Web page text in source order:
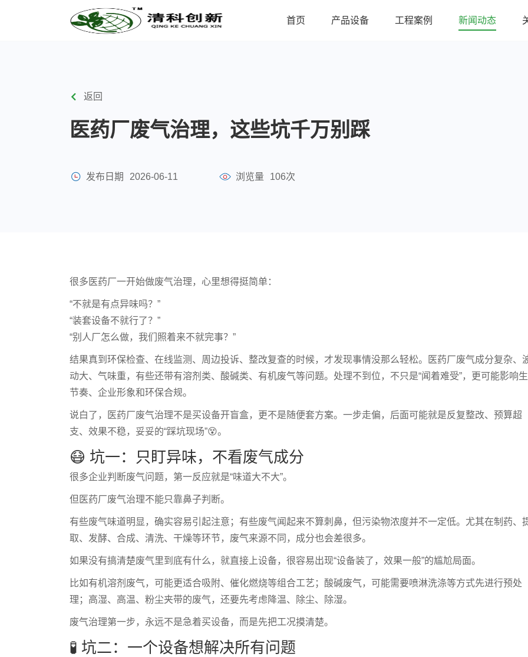
首页 产品设备 工程案例 新闻动态
返回
医药厂废气治理，这些坑千万别踩
发布日期 2026-06-11 浏览量 106次
很多医药厂一开始做废气治理，心里想得挺简单：
“不就是有点异味吗？”
“装套设备不就行了？”
“别人厂怎么做，我们照着来不就完事？”
结果真到环保检查、在线监测、周边投诉、整改复查的时候，才发现事情没那么轻松。医药厂废气成分复杂、
动大、气味重，有些还带有溶剂类、酸碱类、有机废气等问题。处理不到位，不只是“闻着难受”，更可能影响
节奏、企业形象和环保合规。
说白了，医药厂废气治理不是买设备开盲盒，更不是随便套方案。一步走偏，后面可能就是反复整改、预算超
支、效果不稳，妥妥的“踩坑现场”😵。
😷 坑一：只盯异味，不看废气成分
很多企业判断废气问题，第一反应就是“味道大不大”。
但医药厂废气治理不能只靠鼻子判断。
有些废气味道明显，确实容易引起注意；有些废气闻起来不算刺鼻，但污染物浓度并不一定低。尤其在制药、
取、发酵、合成、清洗、干燥等环节，废气来源不同，成分也会差很多。
如果没有搞清楚废气里到底有什么，就直接上设备，很容易出现“设备装了，效果一般”的尴尬局面。
比如有机溶剂废气，可能更适合吸附、催化燃烧等组合工艺；酸碱废气，可能需要喷淋洗涤等方式先进行预处
理；高湿、高温、粉尘夹带的废气，还要先考虑降温、除尘、除湿。
废气治理第一步，永远不是急着买设备，而是先把工况摸清楚。
🧪 坑二：一个设备想解决所有问题